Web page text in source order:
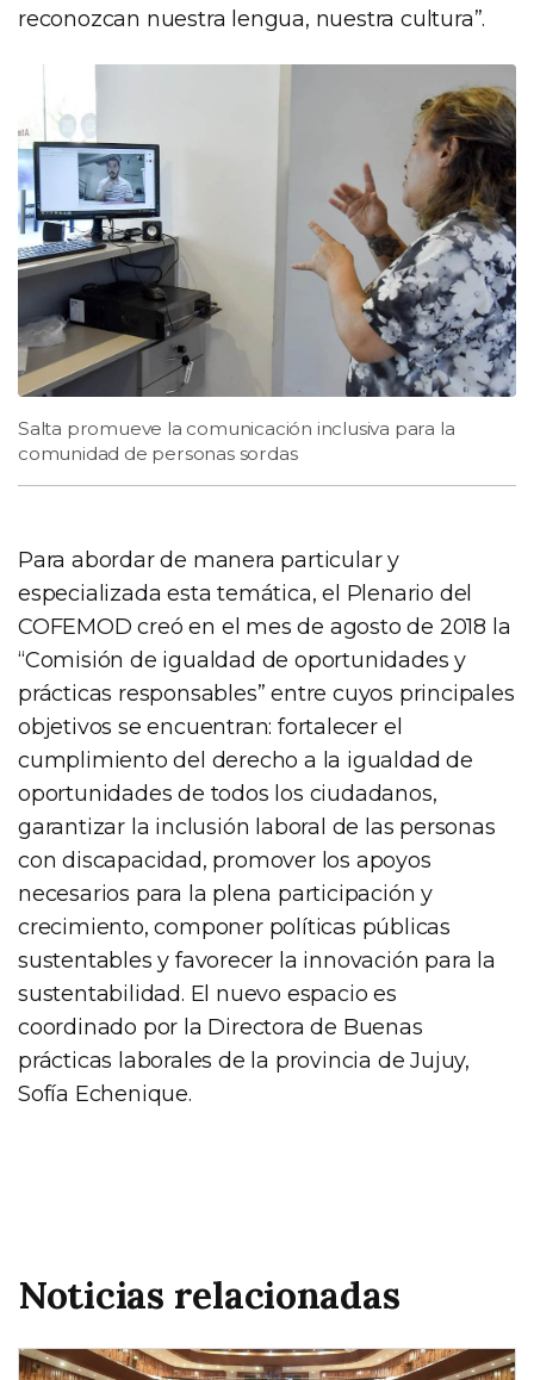
reconozcan nuestra lengua, nuestra cultura”.
Salta promueve la comunicación inclusiva para la
comunidad de personas sordas
Para abordar de manera particular y
especializada esta temática, el Plenario del
COFEMOD creó en el mes de agosto de 2018 la
“Comisión de igualdad de oportunidades y
prácticas responsables” entre cuyos principales
objetivos se encuentran: fortalecer el
cumplimiento del derecho a la igualdad de
oportunidades de todos los ciudadanos,
garantizar la inclusión laboral de las personas
con discapacidad, promover los apoyos
necesarios para la plena participación y
crecimiento, componer políticas públicas
sustentables y favorecer la innovación para la
sustentabilidad. El nuevo espacio es
coordinado por la Directora de Buenas
prácticas laborales de la provincia de Jujuy,
Sofía Echenique.
Noticias relacionadas